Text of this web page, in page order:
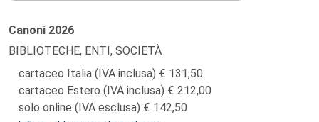
Canoni 2026
BIBLIOTECHE, ENTI, SOCIETÀ
cartaceo Italia (IVA inclusa)
131,50
cartaceo Estero (IVA inclusa)
212,00
solo online (IVA esclusa)
142,50